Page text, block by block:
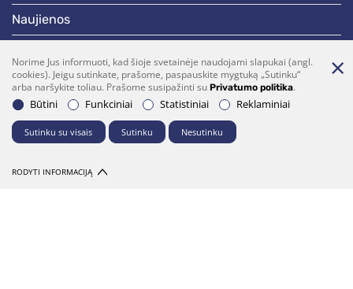
naujienos
darbotvarkės
Bendraukime
Norime Jus informuoti, kad šioje svetainėje naudojami slapukai (angl.
cookies). Jeigu sutinkate, prašome, paspauskite mygtuką „Sutinku“
arba naršykite toliau. Prašome susipažinti su Privatumo politika.
Būtini
Funkciniai Statistiniai Reklaminiai
Sutinku su visais Sutinku Nesutinku
RODYTI INFORMACIJĄ